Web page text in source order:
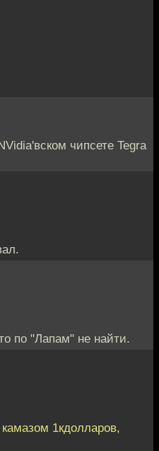
чипсете Tegra
по "Лапам" не найти.
1кдолларов,